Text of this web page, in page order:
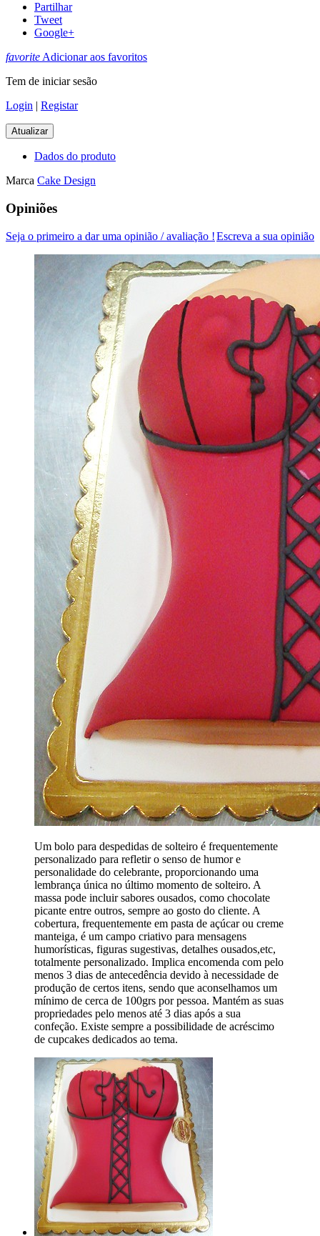
Partilhar
Tweet
Google+
favoriteAdicionar aos favoritos
Tem de iniciar sesão
Login | Registar
Dados do produto
Marca Cake Design
Opiniões
Escreva a sua opinião
Seja o primeiro a dar uma opinião / avaliação !
Um bolo para despedidas de solteiro é frequentemente
personalizado para refletir o senso de humor e
personalidade do celebrante, proporcionando uma
lembrança única no último momento de solteiro. A
massa pode incluir sabores ousados, como chocolate
picante entre outros, sempre ao gosto do cliente. A
cobertura, frequentemente em pasta de açúcar ou creme
manteiga, é um campo criativo para mensagens
humorísticas, figuras sugestivas, detalhes ousados,etc,
totalmente personalizado. Implica encomenda com pelo
menos 3 dias de antecedência devido à necessidade de
produção de certos itens, sendo que aconselhamos um
mínimo de cerca de 100grs por pessoa. Mantém as suas
propriedades pelo menos até 3 dias após a sua
confeção. Existe sempre a possibilidade de acréscimo
de cupcakes dedicados ao tema.